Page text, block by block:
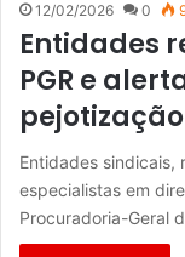
12/02/2026 0
Entidades
PGR e
Entidades sindicais,
especialistas em
Procuradoria-Geral